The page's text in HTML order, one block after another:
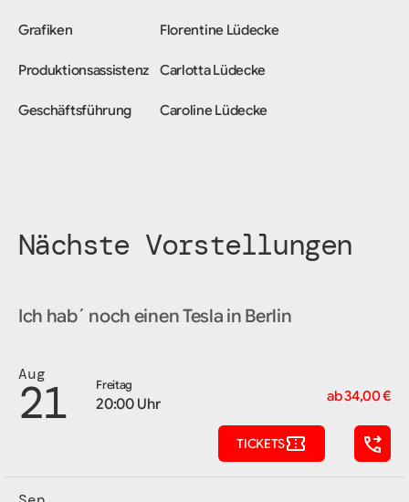
Grafiken Florentine Lüdecke
Produktionsassistenz Carlotta Lüdecke
Geschäftsführung Caroline Lüdecke
Nächste Vorstellungen
Ich hab´ noch einen Tesla in Berlin
Aug
21 Freitag
20:00 Uhr ab 34,00 €
TICKETS